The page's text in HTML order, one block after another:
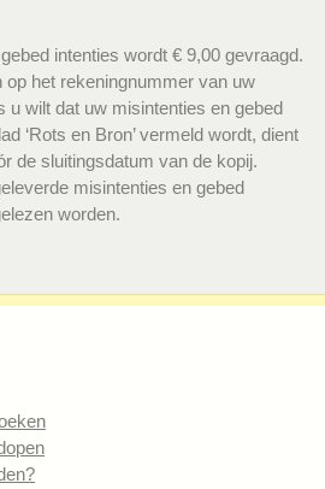
intenties wordt € 9,00 gevraagd.
op het rekeningnummer van uw
u wilt dat uw misintenties en gebed
‘Rots en Bron’ vermeld wordt, dient
de sluitingsdatum van de kopij.
misintenties en gebed
worden.